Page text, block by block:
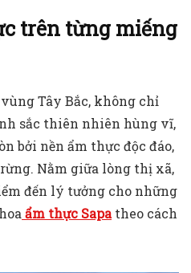
trên từng miếng
Tây Bắc, không chỉ
sắc thiên nhiên hùng vĩ,
bởi nền ẩm thực độc đáo,
Nằm giữa lòng thị xã,
đến lý tưởng cho những
ẩm thực Sapatheo cách